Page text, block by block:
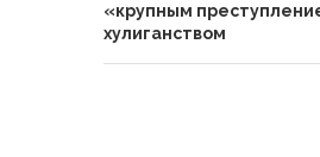
«крупным
хулиганством